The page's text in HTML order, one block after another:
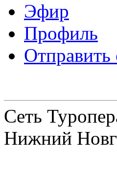
Эфир
Профиль
Сеть
Нижний